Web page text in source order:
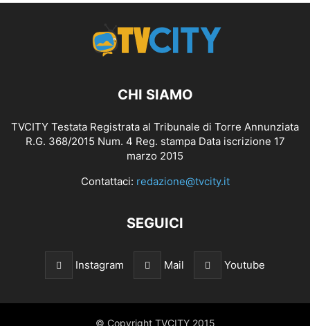
CHI SIAMO
TVCITY Testata Registrata al Tribunale di Torre Annunziata
R.G. 368/2015 Num. 4 Reg. stampa Data iscrizione 17
marzo 2015
Contattaci: redazione@tvcity.it
SEGUICI
Instagram Mail Youtube
© Copyright TVCITY 2015